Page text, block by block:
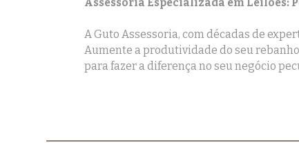
A Guto Assessoria, com décadas de
Aumente a produtividade do seu
para fazer a diferença no seu negócio